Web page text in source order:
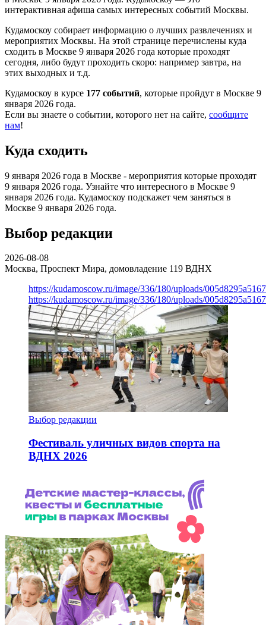
интерактивная афиша самых интересных событий Москвы.
Кудамоскоу собирает информацию о лучших развлечениях и
мероприятих Москвы. На этой странице перечислены куда
сходить в Москве 9 января 2026 года которые проходят
сегодня, либо будут проходить скоро: например завтра, на
этих выходных и т.д.
Кудамоскоу в курсе 177 событий, которые пройдут в Москве 9
января 2026 года.
Если вы знаете о событии, которого нет на сайте, сообщите
нам!
Куда сходить
9 января 2026 года в Москве - мероприятия которые проходят
9 января 2026 года. Узнайте что интересного в Москве 9
января 2026 года. Кудамоскоу подскажет чем заняться в
Москве 9 января 2026 года.
Выбор редакции
2026-08-08
Москва, Проспект Мира, домовладение 119 ВДНХ
https://kudamoscow.ru/image/336/180/uploads/
https://kudamoscow.ru/image/336/180/uploads/
Выбор редакции
Фестиваль уличных видов спорта на
ВДНХ 2026